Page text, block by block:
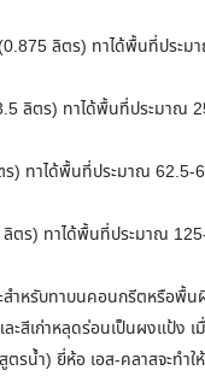
ลิตร) ทาได้พื้นที่ประม
ลิตร) ทาได้พื้นที่ประมาณ
) ทาได้พื้นที่ประมาณ 62.5-
ตร) ทาได้พื้นที่ประมาณ
สำหรับทาบนคอนกรีตหรือพื้น
ะสีเก่าหลุดร่อนเป็นผงแป้ง เ
รน้ำ) ยี่ห้อ เอส-คลาสจะทำใ